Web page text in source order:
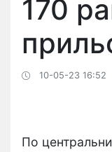
170
10-05-23 16:52
По